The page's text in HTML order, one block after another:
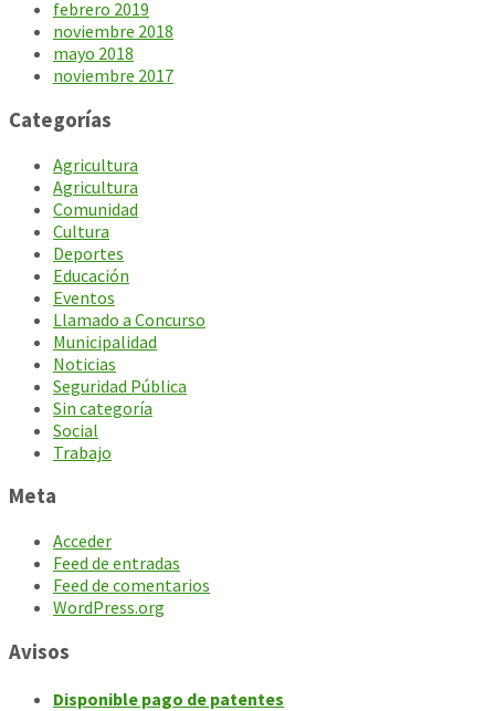
febrero 2019
noviembre 2018
mayo 2018
noviembre 2017
Categorías
Agricultura
Agricultura
Comunidad
Cultura
Deportes
Educación
Eventos
Llamado a Concurso
Municipalidad
Noticias
Seguridad Pública
Sin categoría
Social
Trabajo
Meta
Acceder
Feed de entradas
Feed de comentarios
WordPress.org
Avisos
Disponible pago de patentes